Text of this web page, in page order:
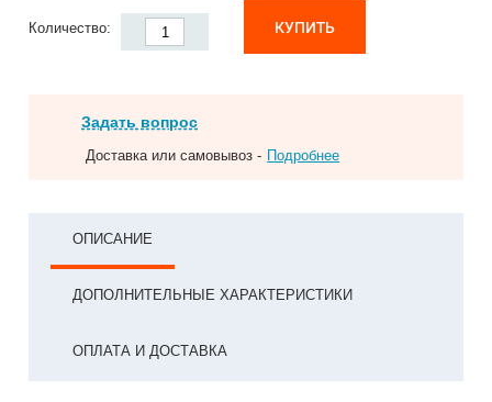
Количество: КУПИТЬ
Задать вопрос
Доставка или самовывоз - Подробнее
ОПИСАНИЕ
ДОПОЛНИТЕЛЬНЫЕ ХАРАКТЕРИСТИКИ
ОПЛАТА И ДОСТАВКА